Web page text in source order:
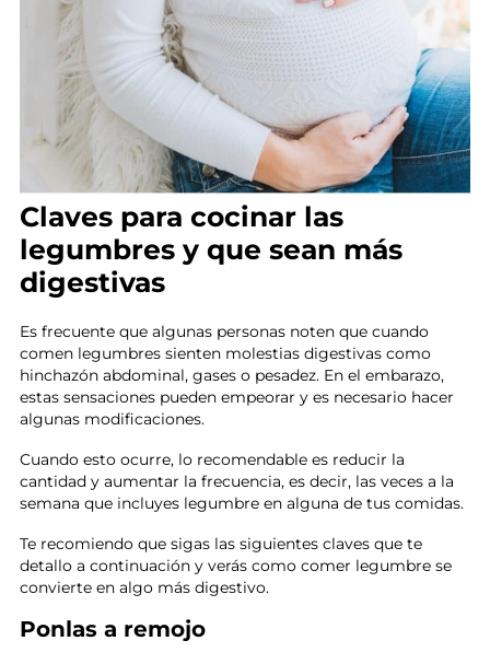
Claves para cocinar las
legumbres y que sean más
digestivas
Es frecuente que algunas personas noten que cuando
comen legumbres sienten molestias digestivas como
hinchazón abdominal, gases o pesadez. En el embarazo,
estas sensaciones pueden empeorar y es necesario hacer
algunas modificaciones.
Cuando esto ocurre, lo recomendable es reducir la
cantidad y aumentar la frecuencia, es decir, las veces a la
semana que incluyes legumbre en alguna de tus comidas.
Te recomiendo que sigas las siguientes claves que te
detallo a continuación y verás como comer legumbre se
convierte en algo más digestivo.
Ponlas a remojo